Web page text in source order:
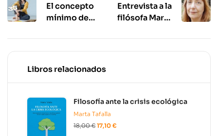
El concepto
mínimo de
acuñado por
Susana
Monsó, ha
filosófico a
nivel
internacional.
Entrevista a la
filósofa Marta
Libros relacionados
Filosofía ante la crisis ecológica
Marta Tafalla
18,00€ 17,10 €